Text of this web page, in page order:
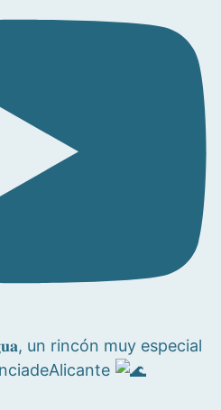
un rincón muy especial